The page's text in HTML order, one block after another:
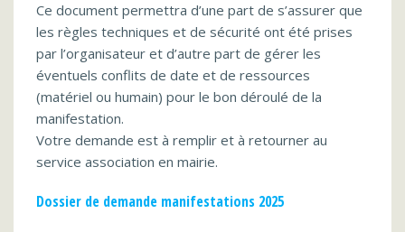
Ce document permettra d’une part de s’assurer que
les règles techniques et de sécurité ont été prises
par l’organisateur et d’autre part de gérer les
éventuels conflits de date et de ressources
(matériel ou humain) pour le bon déroulé de la
manifestation.
Votre demande est à remplir et à retourner au
service association en mairie.
Dossier de demande manifestations 2025